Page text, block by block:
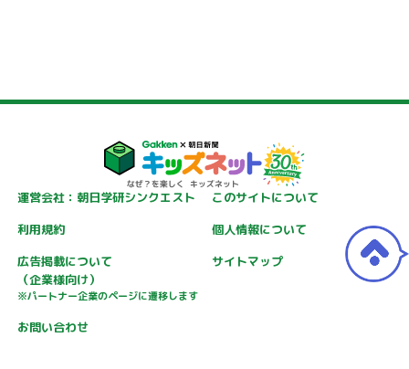
運営会社：朝日学研シンクエスト
このサイトについて
利用規約
個人情報について
広告掲載について
（企業様向け）
※パートナー企業のページに遷移します
サイトマップ
お問い合わせ